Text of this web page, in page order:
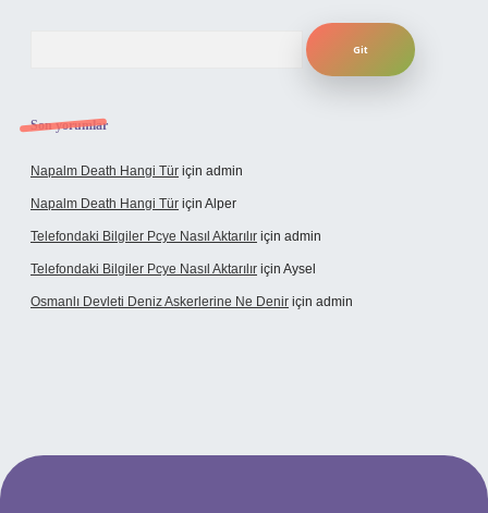
Son yorumlar
Napalm Death Hangi Tür için admin
Napalm Death Hangi Tür için Alper
Telefondaki Bilgiler Pcye Nasıl Aktarılır için admin
Telefondaki Bilgiler Pcye Nasıl Aktarılır için Aysel
Osmanlı Devleti Deniz Askerlerine Ne Denir için admin
giriş